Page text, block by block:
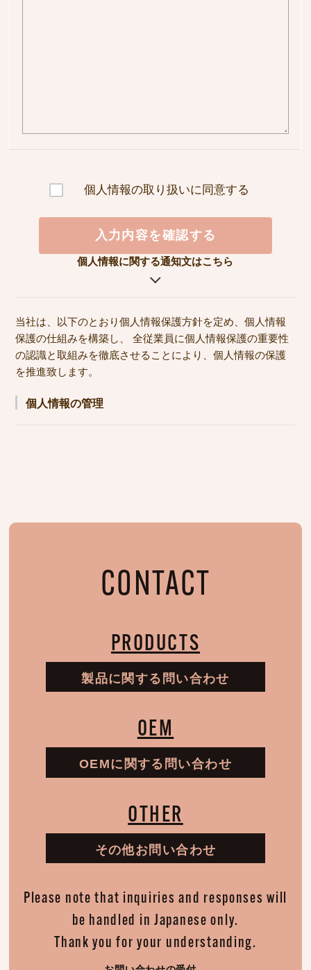
個人情報の取り扱いに同意する
入力内容を確認する
個人情報に関する通知文はこちら
当社は、以下のとおり個人情報保護方針を定め、個人情報
保護の仕組みを構築し、 全従業員に個人情報保護の重要性
の認識と取組みを徹底させることにより、個人情報の保護
を推進致します。
個人情報の管理
お客さまからお預かりした個人情報は、当社からのご連
絡や業務のご案内やご質問に対する回答として、電子メ
個人情報の第三者への開示・提供の禁止
当社は、お客さまよりお預かりした個人情報を適切に管
理し、次のいずれかに該当する場合を除き、個人情報を
第三者に開示いたしません。 お客さまの同意がある場合
務を委託する業者に対して開示する場合 法令に基づき開
示することが必要である場合
当社は、個人情報の正確性及び安全性確保のために、セ
キュリティに万全の対策を講じています。
ご希望される場合には、ご本人であることを確認の上、
対応させていただきます。
法令、規範の遵守と見直し
CONTACT
PRODUCTS
製品に関する問い合わせ
OEM
OEMに関する問い合わせ
OTHER
その他お問い合わせ
Please note that inquiries and responses will
be handled in Japanese only.
Thank you for your understanding.